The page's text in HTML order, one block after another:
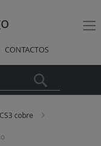
CONTACTOS
cobre